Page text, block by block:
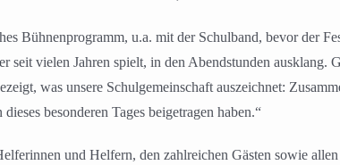
Bühnenprogramm, u.a. mit der Schulband, bevor der
seit vielen Jahren spielt, in den Abendstunden ausklang.
was unsere Schulgemeinschaft auszeichnet:
besonderen Tages beigetragen haben.“
und Helfern, den zahlreichen Gästen sowie